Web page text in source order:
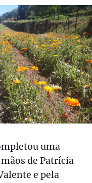
uma
de Patrícia
e pela